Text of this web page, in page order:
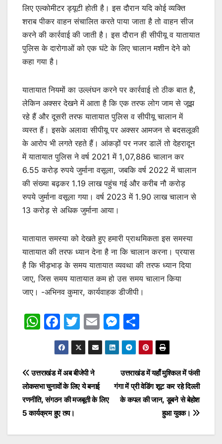
लिए एल्कोमीटर ड्यूटी होती है। इस दौरान यदि कोई व्यक्ति
शराब पीकर वाहन संचालित करते पाया जाता है तो वाहन सीज
करने की कार्रवाई की जाती है। इस दौरान ही सीपीयू व यातायात
पुलिस के दारोगाओं को एक घंटे के लिए चालान मशीन देने को
कहा गया है।
यातायात नियमों का उल्लंघन करने पर कार्रवाई तो ठीक बात है,
लेकिन अक्सर देखने में आता है कि एक तरफ लोग जाम से जूझ
रहे हैं और दूसरी तरफ यातायात पुलिस व सीपीयू चालान में
व्यस्त हैं। इसके अलावा सीपीयू पर अक्सर आमजन से बदसलूकी
के आरोप भी लगते रहते हैं। आंकड़ों पर नजर डालें तो देहरादून
में यातायात पुलिस ने वर्ष 2021 में 1,07,886 चालान कर
6.55 करोड़ रुपये जुर्माना वसूला, जबकि वर्ष 2022 में चालान
की संख्या बढ़कर 1.19 लाख पहुंच गई और करीब नौ करोड़
रुपये जुर्माना वसूला गया। वर्ष 2023 में 1.90 लाख चालान से
13 करोड़ से अधिक जुर्माना आया।
यातायात समस्या को देखते हुए हमारी प्राथमिकता इस समस्या
यातायात की तरफ ध्यान देना है ना कि चालान करना। प्रयास
है कि भीड़भाड़ के समय यातायात व्यवथा की तरफ ध्यान दिया
जाए, जिस समय यातायात कम हो उस समय चालान किया
जाए। -अभिनव कुमार, कार्यवाहक डीजीपी।
W
s
A
p
p
F
a
c
e
b
o
o
k
T
w
itt
er
E
m
ai
M
e
s
s
e
n
er
h
ar
e
Post
navigation
उत्तराखंड में यहाँ मुश्किल में फंसी
गंगा में प्री वेडिंग शूट कर रहे दिल्ली
के कपल की जान, डूबने से बेहोश
हुआ युवक।
उत्तराखंड में अब बीजेपी ने
लोकसभा चुनावों के लिए ये बनाई
रणनीति, संगठन की मजबूती के लिए
5 कार्यक्रम हुए तय।